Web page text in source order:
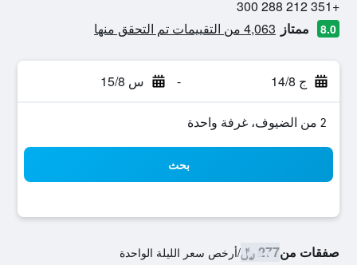
+351 212 288 300
8.0 ممتاز 4,063 من التقييمات تم التحقق منها
ج 14/8 - س 15/8
2 من الضيوف، غرفة واحدة
بحث
صفقات من277 ﷼ /أرخص سعر الليلة الواحدة